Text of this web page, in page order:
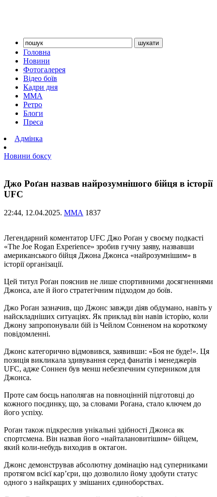
Головна
Новини
Фотогалерея
Відео боїв
Кадри дня
ММА
Ретро
Блоги
Преса
Адмінка
Новини боксу
Джо Роґан назвав найрозумнішого бійця в історії
UFC
22:44, 12.04.2025. ММА 1837
Легендарний коментатор UFC Джо Роґан у своєму подкасті
«The Joe Rogan Experience» зробив гучну заяву, назвавши
американського бійця Джона Джонса «найрозумнішим» в
історії організації.
Цей титул Роґан пояснив не лише спортивними досягненнями
Джонса, але й його стратегічним підходом до боїв.
Джо Роґан зазначив, що Джонс завжди діяв обдумано, навіть у
найскладніших ситуаціях. Як приклад він навів історію, коли
Джону запропонували бій із Чейлом Сонненом на короткому
повідомленні.
Джонс категорично відмовився, заявивши: «Боя не буде!». Ця
позиція викликала здивування серед фанатів і менеджерів
UFC, адже Соннен був менш небезпечним суперником для
Джонса.
Проте сам боєць наполягав на повноцінній підготовці до
кожного поєдинку, що, за словами Роґана, стало ключем до
його успіху.
Роґан також підкреслив унікальні здібності Джонса як
спортсмена. Він назвав його «найталановитішим» бійцем,
який коли-небудь виходив в октагон.
Джонс демонстрував абсолютну домінацію над суперниками
протягом всієї кар’єри, що дозволило йому здобути статус
одного з найкращих у змішаних єдиноборствах.